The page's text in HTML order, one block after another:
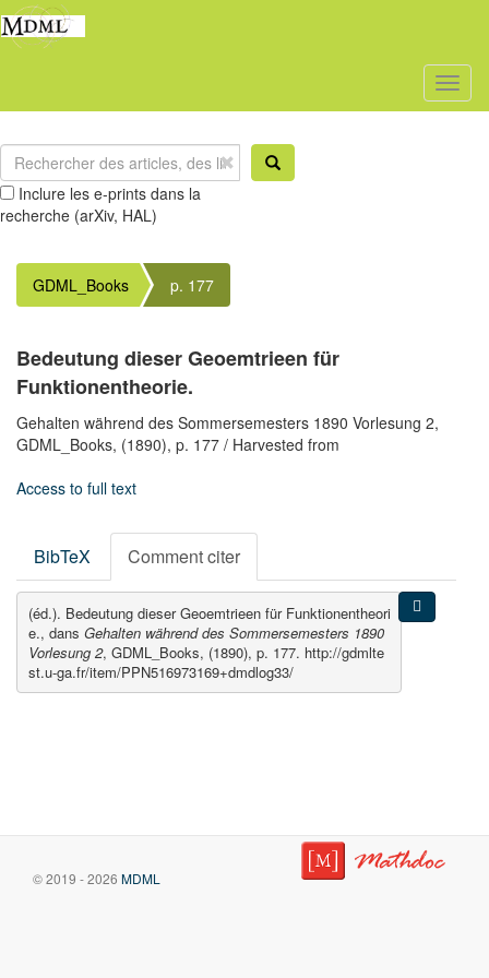
Inclure les e-prints dans la
recherche (arXiv, HAL)
GDML_Books p. 177
Bedeutung dieser Geoemtrieen für
Funktionentheorie.
Gehalten während des Sommersemesters 1890 Vorlesung 2,
GDML_Books, (1890), p. 177 / Harvested from
Access to full text
BibTeX Comment citer
(éd.). Bedeutung dieser Geoemtrieen für Funktionentheori
e., dans Gehalten während des Sommersemesters 1890
Vorlesung 2, GDML_Books, (1890), p. 177. http://gdmlte
st.u-ga.fr/item/PPN516973169+dmdlog33/
© 2019 - 2026 MDML